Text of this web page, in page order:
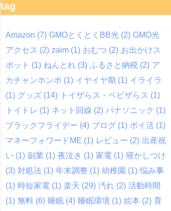
tag
Amazon (7) GMOとくとくBB光 (2) GMO光
アクセス (2) zaim (1) おむつ (2) お出かけス
ポット (1) ねんとれ (3) ふるさと納税 (2) ア
カチャンホンポ (1) イヤイヤ期 (1) イライラ
(1) グッズ (14) トイザらス・ベビザらス (1)
トイトレ (1) ネット回線 (2) パナソニック (1)
ブラックフライデー (4) ブログ (1) ポイ活 (1)
マネーフォワードME (1) レビュー (2) 出産祝
い (1) 副業 (1) 夜泣き (1) 家電 (1) 寝かしつけ
(3) 対処法 (1) 年末調整 (1) 幼稚園 (1) 悩み事
(1) 時短家電 (1) 楽天 (29) 汚れ (2) 活動時間
(1) 無料 (6) 睡眠 (4) 睡眠環境 (1) 絵本 (2) 育